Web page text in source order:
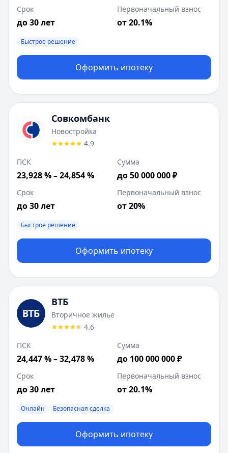
Срок
до 30 лет
Первоначальный взнос
от 20.1%
Быстрое решение
Оформить ипотеку
Совкомбанк
Новостройка
4.9
ПСК
23,928 % – 24,854 %
Сумма
до 50 000 000 ₽
Срок
до 30 лет
Первоначальный взнос
от 20%
Быстрое решение
Оформить ипотеку
ВТБ
Вторичное жилье
4.6
ПСК
24,447 % – 32,478 %
Сумма
до 100 000 000 ₽
Срок
до 30 лет
Первоначальный взнос
от 20.1%
Онлайн Безопасная сделка
Оформить ипотеку